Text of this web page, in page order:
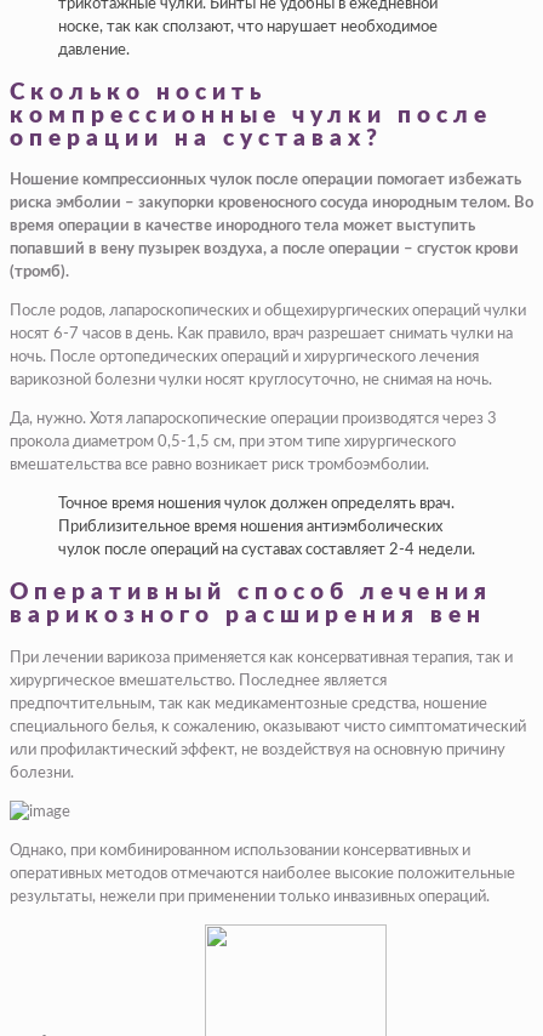
трикотажные чулки. Бинты не удобны в ежедневной
носке, так как сползают, что нарушает необходимое
давление.
Сколько носить
компрессионные чулки после
операции на суставах?
Ношение компрессионных чулок после операции помогает избежать
риска эмболии – закупорки кровеносного сосуда инородным телом. Во
время операции в качестве инородного тела может выступить
попавший в вену пузырек воздуха, а после операции – сгусток крови
(тромб).
После родов, лапароскопических и общехирургических операций чулки
носят 6-7 часов в день. Как правило, врач разрешает снимать чулки на
ночь. После ортопедических операций и хирургического лечения
варикозной болезни чулки носят круглосуточно, не снимая на ночь.
Да, нужно. Хотя лапароскопические операции производятся через 3
прокола диаметром 0,5-1,5 см, при этом типе хирургического
вмешательства все равно возникает риск тромбоэмболии.
Точное время ношения чулок должен определять врач.
Приблизительное время ношения антиэмболических
чулок после операций на суставах составляет 2-4 недели.
Оперативный способ лечения
варикозного расширения вен
При лечении варикоза применяется как консервативная терапия, так и
хирургическое вмешательство. Последнее является
предпочтительным, так как медикаментозные средства, ношение
специального белья, к сожалению, оказывают чисто симптоматический
или профилактический эффект, не воздействуя на основную причину
болезни.
Однако, при комбинированном использовании консервативных и
оперативных методов отмечаются наиболее высокие положительные
результаты, нежели при применении только инвазивных операций.